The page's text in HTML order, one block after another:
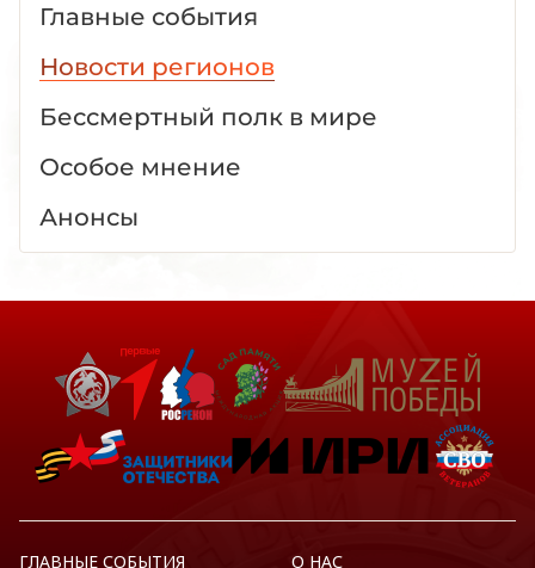
Главные события
Новости регионов
Бессмертный полк в мире
Особое мнение
Анонсы
ГЛАВНЫЕ СОБЫТИЯ О НАС